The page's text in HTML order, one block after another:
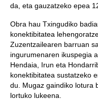
da, eta gauzatzeko epea
Obra hau Txingudiko
konektibitatea
Zuzentzailearen barruan
ingurumenaren ikuspegia
Hendaia, Irun eta
konektibitatea sustatzeko
du. Mugaz gaindiko lotura
lortuko lukeena.